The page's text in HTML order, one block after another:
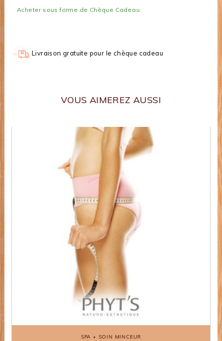
Acheter sous forme de Chèque Cadeau
Livraison gratuite pour le chèque cadeau
VOUS AIMEREZ AUSSI
SPA + SOIN MINCEUR